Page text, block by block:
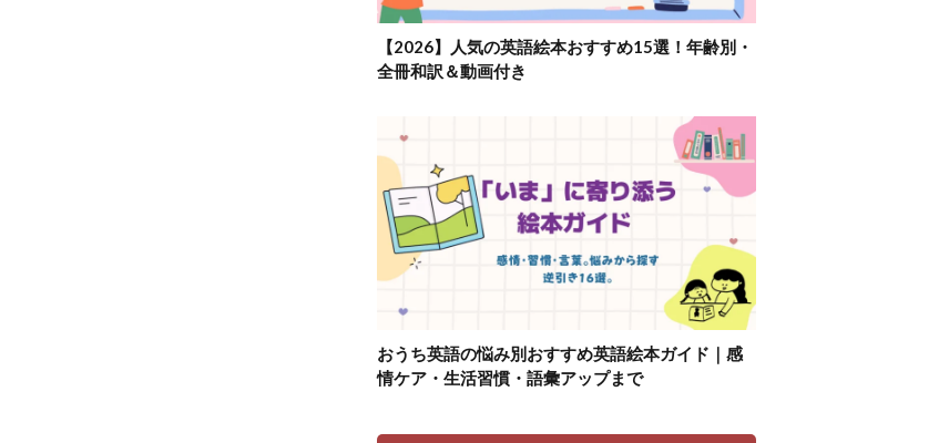
【2026】人気の英語絵本おすすめ15選！年齢別・
全冊和訳＆動画付き
おうち英語の悩み別おすすめ英語絵本ガイド｜感
情ケア・生活習慣・語彙アップまで